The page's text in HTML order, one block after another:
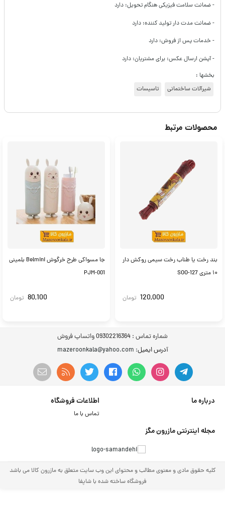
- ضمانت سلامت فیزیکی هنگام تحویل: دارد
- ضمانت مدت دار تولید کننده: دارد
- خدمات پس از فروش: دارد
- آپشن ارسال عکس: برای مشتریان: دارد
بخشها :
شیرآلات ساختمانی
تاسیسات
محصولات مرتبط
بند رخت یا طناب رخت سیمی روکش دار
۱۰ متری SOO-127
120,000 تومان
جا مسواکی طرح خرگوش Belmini بلمینی
PJM-001
80,100 تومان
شماره تماس : 09302216364 واتساپ فروش
آدرس ایمیل: mazeroonkala@yahoo.com
درباره ما اطلاعات فروشگاه
تماس با ما
مجله اینترنتی مازرون مگز
کلیه حقوق مادی و معنوی مطالب و محتوای این وب سایت متعلق به مازرون کالا می باشد
فروشگاه ساخته شده با شاپفا